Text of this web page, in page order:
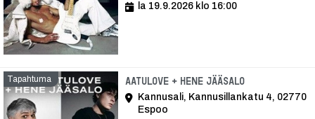
la 19.9.2026 klo 16:00
Tapahtuma Aatulove + Hene JääsaloTapahtuma
Kannusali, Kannusillankatu 4, 02770
Espoo